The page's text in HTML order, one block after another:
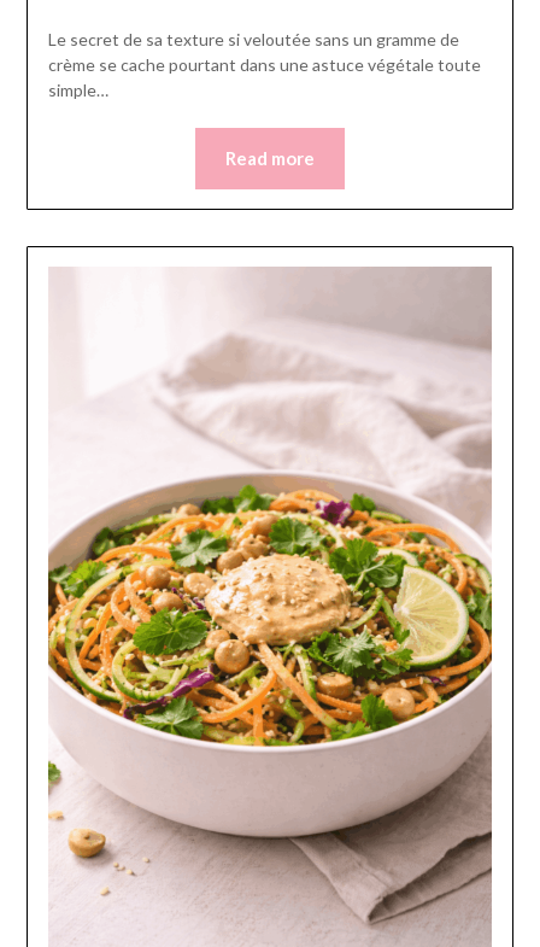
Le secret de sa texture si veloutée sans un gramme de
crème se cache pourtant dans une astuce végétale toute
simple…
Read more